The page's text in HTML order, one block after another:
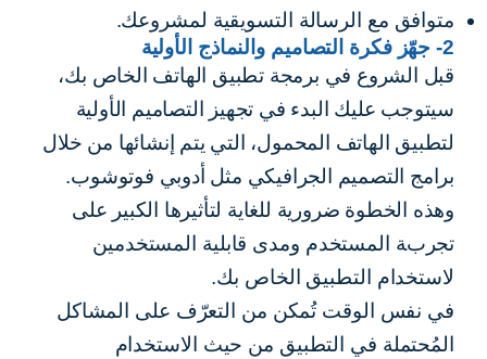
متوافق مع الرسالة التسويقية لمشروعك.
2- جهّز فكرة التصاميم والنماذج الأولية
قبل الشروع في برمجة تطبيق الهاتف الخاص بك،
سيتوجب عليك البدء في تجهيز التصاميم الأولية
لتطبيق الهاتف المحمول، التي يتم إنشائها من خلال
برامج التصميم الجرافيكي مثل أدوبي فوتوشوب.
وهذه الخطوة ضرورية للغاية لتأثيرها الكبير على
تجربة المستخدم ومدى قابلية المستخدمين
لاستخدام التطبيق الخاص بك.
في نفس الوقت تُمكن من التعرّف على المشاكل
المُحتملة في التطبيق من حيث الاستخدام